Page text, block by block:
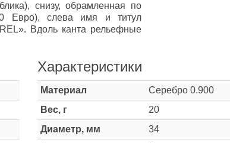
снизу, обрамленная по
Евро), слева имя и титул
Вдоль канта рельефные
Характеристики
Материал
Серебро 0.900
Вес, г
20
Диаметр, мм
34